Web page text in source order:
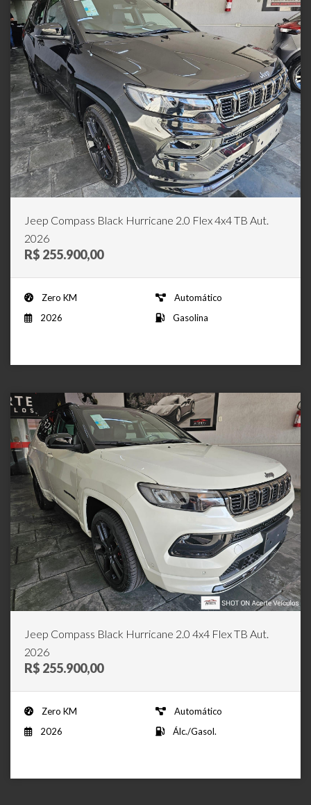
Jeep Compass Black Hurricane 2.0 Flex 4x4 TB Aut.
2026
R$ 255.900,00
Zero KM
Automático
2026
Gasolina
Jeep Compass Black Hurricane 2.0 4x4 Flex TB Aut.
2026
R$ 255.900,00
Zero KM
Automático
2026
Álc./Gasol.